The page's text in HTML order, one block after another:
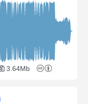
3.64Mb